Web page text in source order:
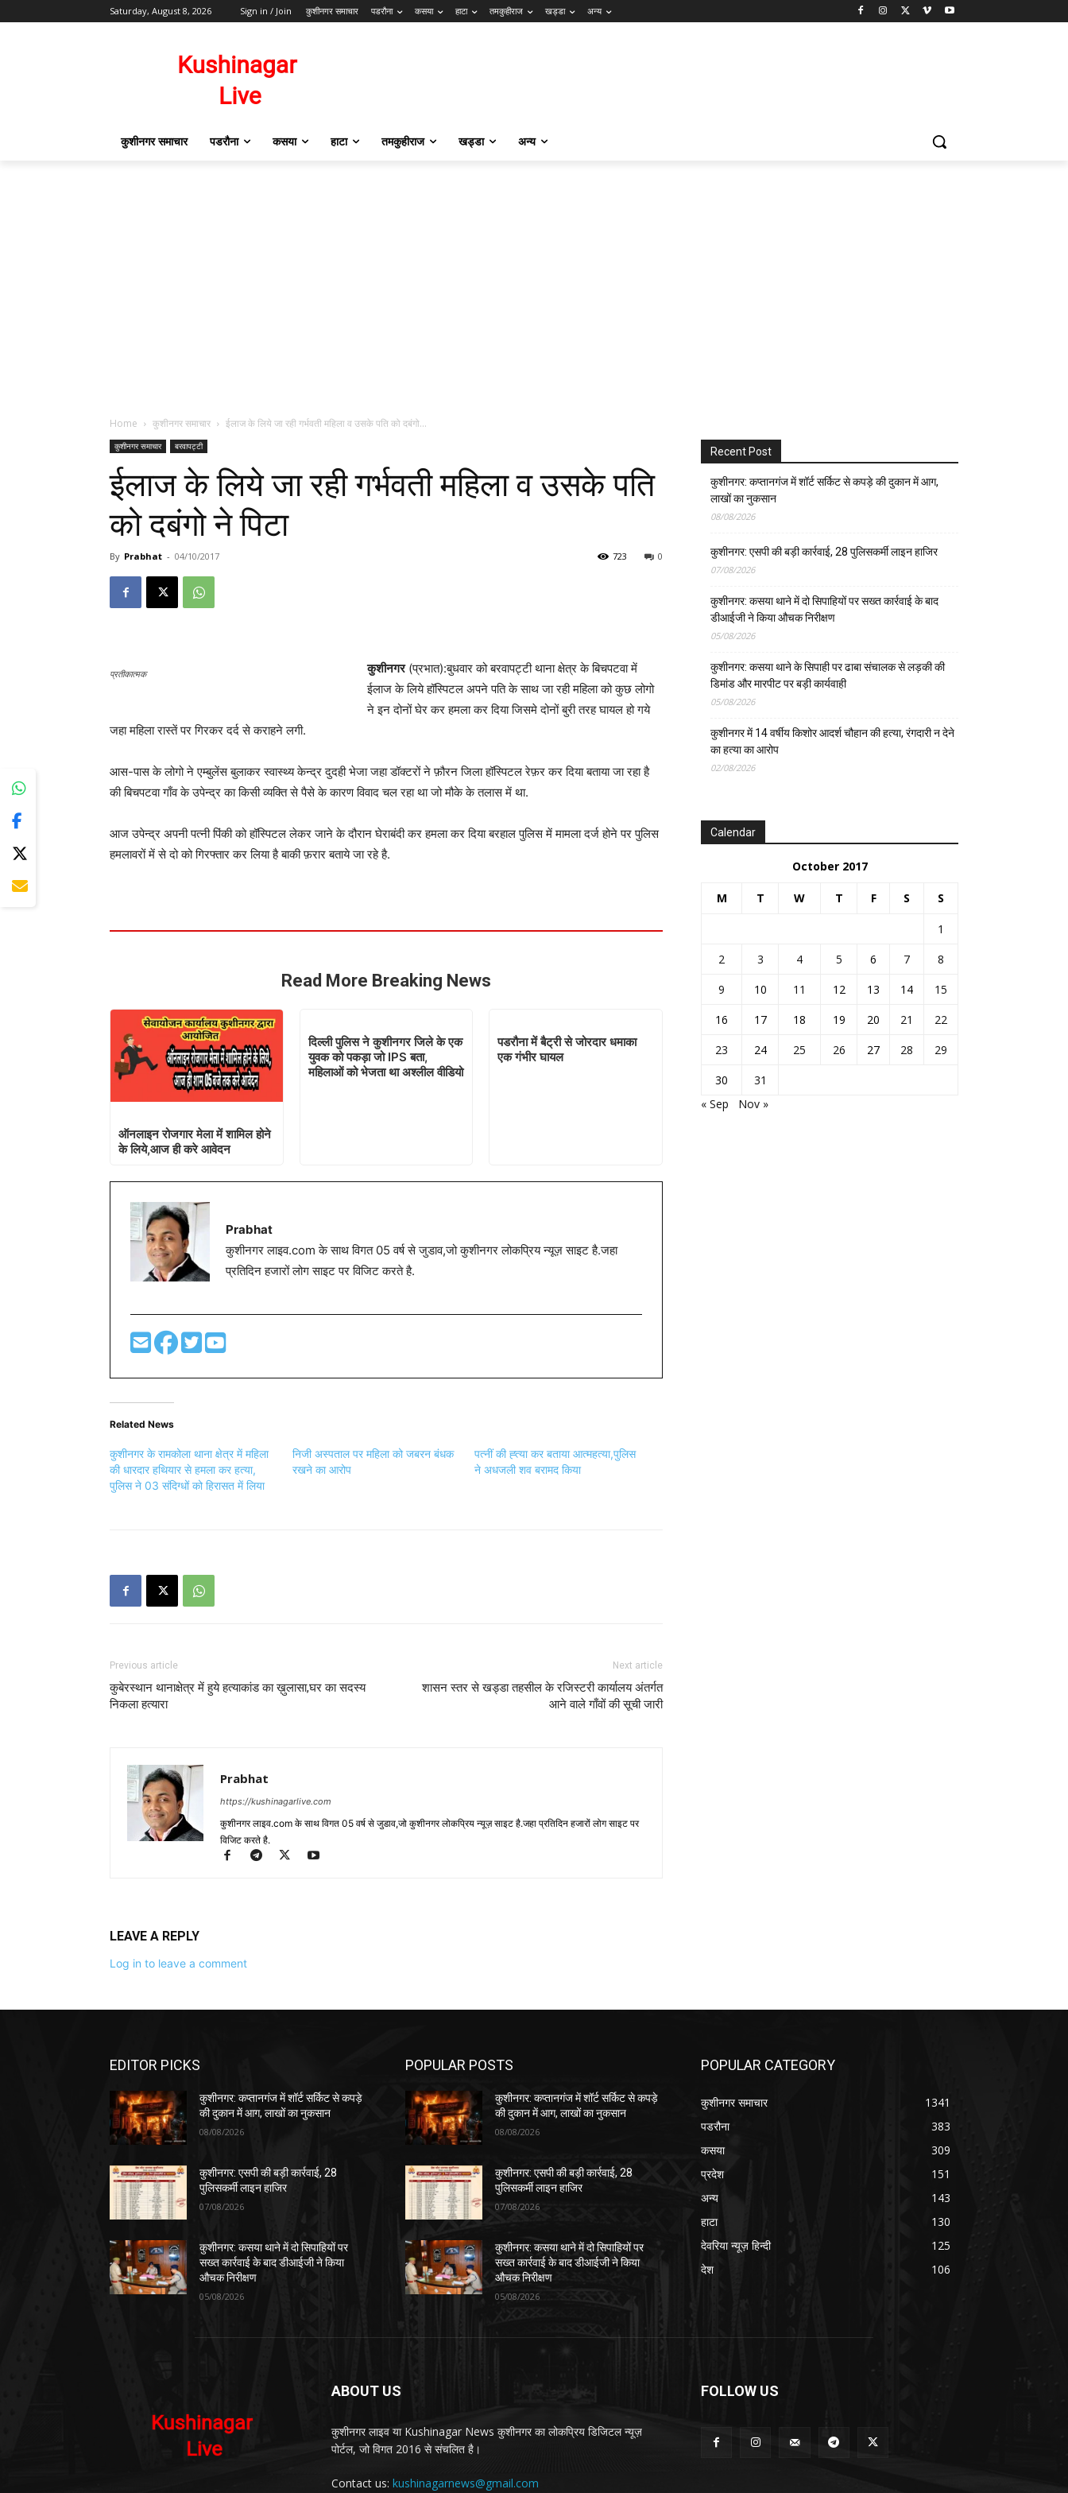
Saturday, August 8, 2026 Sign in / Join कुशीनगर समाचार पडरौना कसया हाटा तमकुहीराज खड्डा अन्य
कुशीनगर समाचार पडरौना कसया हाटा तमकुहीराज खड्डा अन्य
Home कुशीनगर समाचार ईलाज के लिये जा रही गर्भवती महिला व उसके पति को दबंगो...
कुशीनगर समाचार बरवापट्टी
ईलाज के लिये जा रही गर्भवती महिला व उसके पति
को दबंगो ने पिटा
By Prabhat - 04/10/2017 0
723
प्रतीकात्मक कुशीनगर(प्रभात):बुधवार को बरवापट्टी थाना क्षेत्र के बिचपटवा में
ईलाज के लिये हॉस्पिटल अपने पति के साथ जा रही महिला को कुछ लोगो
ने इन दोनों घेर कर हमला कर दिया जिसमे दोनों बुरी तरह घायल हो गये
जहा महिला रास्तें पर गिरकर दर्द से कराहने लगी.
आस-पास के लोगो ने एम्बुलेंस बुलाकर स्वास्थ्य केन्द्र दुदही भेजा जहा डॉक्टरों ने फ़ौरन जिला हॉस्पिटल रेफ़र कर दिया बताया जा रहा है
की बिचपटवा गाँव के उपेन्द्र का किसी व्यक्ति से पैसे के कारण विवाद चल रहा था जो मौके के तलास में था.
आज उपेन्द्र अपनी पत्नी पिंकी को हॉस्पिटल लेकर जाने के दौरान घेराबंदी कर हमला कर दिया बरहाल पुलिस में मामला दर्ज होने पर पुलिस
हमलावरों में से दो को गिरफ्तार कर लिया है बाकी फ़रार बताये जा रहे है.
Read More Breaking News
ऑनलाइन रोजगार मेला में शामिल होने
के लिये,आज ही करे आवेदन
दिल्ली पुलिस ने कुशीनगर जिले के एक
युवक को पकड़ा जो IPS बता,
महिलाओं को भेजता था अश्लील वीडियो
पडरौना में बैट्री से जोरदार धमाका
एक गंभीर घायल
Prabhat
कुशीनगर लाइव.com के साथ विगत 05 वर्ष से जुडाव,जो कुशीनगर लोकप्रिय न्यूज़ साइट है.जहा
प्रतिदिन हजारों लोग साइट पर विजिट करते है.
Related News
कुशीनगर के रामकोला थाना क्षेत्र में महिला
की धारदार हथियार से हमला कर हत्या,
पुलिस ने 03 संदिग्धों को हिरासत में लिया
निजी अस्पताल पर महिला को जबरन बंधक
रखने का आरोप
पत्नीं की ह्त्या कर बताया आत्महत्या,पुलिस
ने अधजली शव बरामद किया
Previous article
कुबेरस्थान थानाक्षेत्र में हुये हत्याकांड का ख़ुलासा,घर का सदस्य
निकला हत्यारा
Next article
शासन स्तर से खड्डा तहसील के रजिस्टरी कार्यालय अंतर्गत
आने वाले गाँवों की सूची जारी
Prabhat
https://kushinagarlive.com
कुशीनगर लाइव.com के साथ विगत 05 वर्ष से जुडाव,जो कुशीनगर लोकप्रिय न्यूज़ साइट है.जहा प्रतिदिन हजारों लोग साइट पर
विजिट करते है.
LEAVE A REPLY
Log in to leave a comment
Recent Post
कुशीनगर: कप्तानगंज में शॉर्ट सर्किट से कपड़े की दुकान में आग,
लाखों का नुकसान
08/08/2026
कुशीनगर: एसपी की बड़ी कार्रवाई, 28 पुलिसकर्मी लाइन हाजिर
07/08/2026
कुशीनगर: कसया थाने में दो सिपाहियों पर सख्त कार्रवाई के बाद
डीआईजी ने किया औचक निरीक्षण
05/08/2026
कुशीनगर: कसया थाने के सिपाही पर ढाबा संचालक से लड़की की
डिमांड और मारपीट पर बड़ी कार्यवाही
05/08/2026
कुशीनगर में 14 वर्षीय किशोर आदर्श चौहान की हत्या, रंगदारी न देने
का हत्या का आरोप
02/08/2026
Calendar
October 2017
M T W T F S S
1
2
3 4 5 6 7
8
9
10 11 12 13 14
15
16
17 18 19 20 21
22
23
24 25 26 27 28
29
30
31
« Sep
Nov »
EDITOR PICKS
कुशीनगर: कप्तानगंज में शॉर्ट सर्किट से कपड़े
की दुकान में आग, लाखों का नुकसान
08/08/2026
कुशीनगर: एसपी की बड़ी कार्रवाई, 28
पुलिसकर्मी लाइन हाजिर
07/08/2026
कुशीनगर: कसया थाने में दो सिपाहियों पर
सख्त कार्रवाई के बाद डीआईजी ने किया
औचक निरीक्षण
05/08/2026
POPULAR POSTS
कुशीनगर: कप्तानगंज में शॉर्ट सर्किट से कपड़े
की दुकान में आग, लाखों का नुकसान
08/08/2026
कुशीनगर: एसपी की बड़ी कार्रवाई, 28
पुलिसकर्मी लाइन हाजिर
07/08/2026
कुशीनगर: कसया थाने में दो सिपाहियों पर
सख्त कार्रवाई के बाद डीआईजी ने किया
औचक निरीक्षण
05/08/2026
POPULAR CATEGORY
कुशीनगर समाचार
1341
पडरौना
383
कसया
309
प्रदेश
151
अन्य
143
हाटा
130
देवरिया न्यूज़ हिन्दी
125
देश
106
ABOUT US
कुशीनगर लाइव या Kushinagar News कुशीनगर का लोकप्रिय डिजिटल न्यूज़
पोर्टल, जो विगत 2016 से संचलित है।
Contact us: kushinagarnews@gmail.com
FOLLOW US